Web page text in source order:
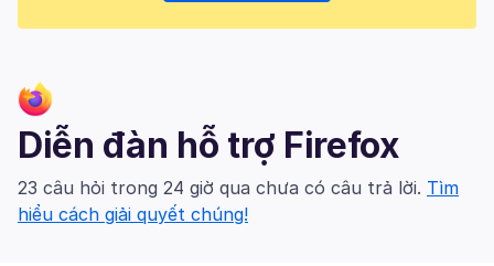
Diễn đàn hỗ trợ Firefox
23 câu hỏi trong 24 giờ qua chưa có câu trả lời. Tìm
hiểu cách giải quyết chúng!